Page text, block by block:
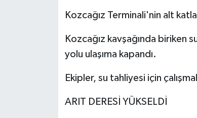
Kozcağız Terminali'nin alt
Kozcağız kavşağında biriken
yolu ulaşıma kapandı.
Ekipler, su tahliyesi için
ARIT DERESİ YÜKSELDİ